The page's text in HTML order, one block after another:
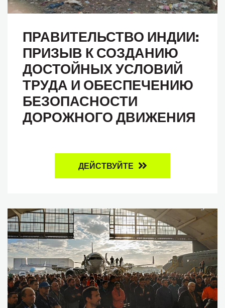
ПРАВИТЕЛЬСТВО ИНДИИ:
ПРИЗЫВ К СОЗДАНИЮ
ДОСТОЙНЫХ УСЛОВИЙ
ТРУДА И ОБЕСПЕЧЕНИЮ
БЕЗОПАСНОСТИ
ДОРОЖНОГО ДВИЖЕНИЯ
ДЕЙСТВУЙТЕ